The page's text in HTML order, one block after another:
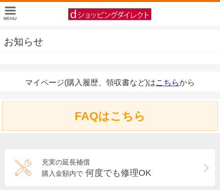
お知らせ
マイページ(購入履歴、領収書など)はこちらから
FAQはこちら
充実の延長補償
購入金額内で 何度でも修理OK